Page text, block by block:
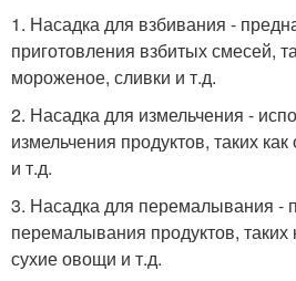
1. Насадка для взбивания -
приготовления взбитых смесей,
мороженое, сливки и т.д.
2. Насадка для измельчения -
измельчения продуктов, таких
и т.д.
3. Насадка для перемалывания -
перемалывания продуктов, таких
сухие овощи и т.д.